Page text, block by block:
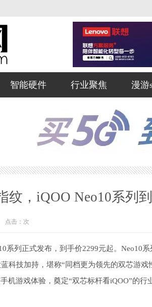
智能硬件 行业聚焦 漫游
，iQOO Neo10系列
点击： 次
系列正式发布，到手价2299元起。Neo10
科技加持，堪称“同档更为领先的双芯游戏
机游戏体验，奠定“双芯标杆看iQOO”的行